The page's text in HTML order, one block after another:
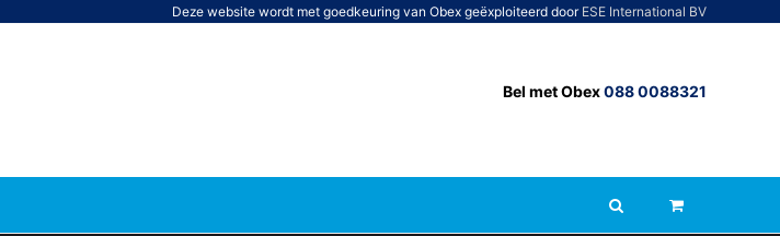
Deze website wordt met goedkeuring van Obex geëxploiteerd door ESE International BV
Bel met Obex088 0088321